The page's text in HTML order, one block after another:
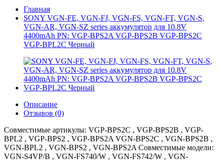
Главная
SONY VGN-FE, VGN-FJ, VGN-FS, VGN-FT, VGN-S,
VGN-AR, VGN-SZ series аккумулятор для 10.8V
4400mAh PN: VGP-BPS2A VGP-BPS2B VGP-BPS2C
VGP-BPL2C Черный
Описание
Отзывов (0)
Совместимые артикулы: VGP-BPS2C , VGP-BPS2B , VGP-
BPL2 , VGP-BPS2 , VGP-BPS2A VGN-BPS2C , VGN-BPS2B ,
VGN-BPL2 , VGN-BPS2 , VGN-BPS2A Совместимые модели:
VGN-S4VP/B , VGN-FS740/W , VGN-FS742/W , VGN-